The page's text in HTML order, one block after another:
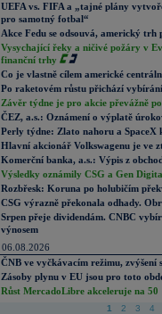
UEFA vs. FIFA a „tajné plány
pro samotný fotbal“
Akce Fedu se odsouvá, americký
Vysychající řeky a ničivé požáry v
finanční trhy
Co je vlastně cílem americké
Po raketovém růstu přichází
Závěr týdne je pro akcie převážně
ČEZ, a.s.: Oznámení o výplatě
Perly týdne: Zlato nahoru a SpaceX
Hlavní akcionář Volkswagenu je ve
Komerční banka, a.s.: Výpis z
Výsledky oznámily CSG a Gen
Rozbřesk: Koruna po holubičím
CSG výrazně překonala odhady.
Srpen přeje dividendám. CNBC
výnosem
06.08.2026
ČNB ve vyčkávacím režimu, zvýšení
Zásoby plynu v EU jsou pro toto
Růst MercadoLibre akceleruje na
1 2 3 4